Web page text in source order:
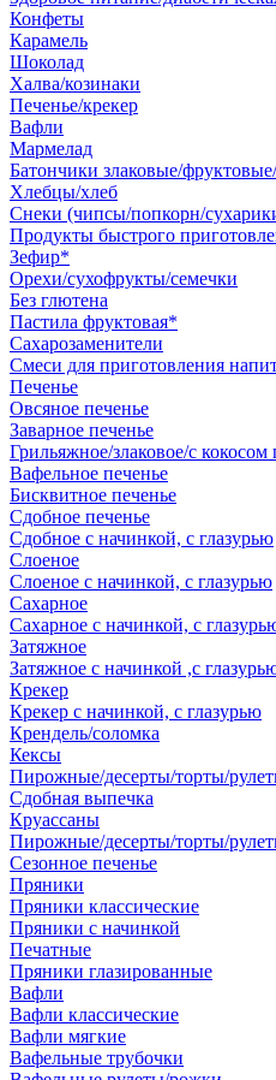
Конфеты
Карамель
Шоколад
Халва/козинаки
Печенье/крекер
Вафли
Мармелад
Батончики злаковые/
Хлебцы/хлеб
Снеки (чипсы/попкорн/
Продукты быстрого
Зефир*
Орехи/сухофрукты/семечки
Без глютена
Пастила фруктовая*
Сахарозаменители
Смеси для приготовления
Печенье
Овсяное печенье
Заварное печенье
Грильяжное/злаковое/с кокосом
Вафельное печенье
Бисквитное печенье
Сдобное печенье
Сдобное с начинкой, с глазурью
Слоеное
Слоеное с начинкой, с глазурью
Сахарное
Сахарное с начинкой, с
Затяжное
Затяжное с начинкой ,с
Крекер
Крекер с начинкой, с глазурью
Крендель/соломка
Кексы
Пирожные/десерты/торты/
Сдобная выпечка
Круассаны
Пирожные/десерты/торты/
Сезонное печенье
Пряники
Пряники классические
Пряники с начинкой
Печатные
Пряники глазированные
Вафли
Вафли классические
Вафли мягкие
Вафельные трубочки